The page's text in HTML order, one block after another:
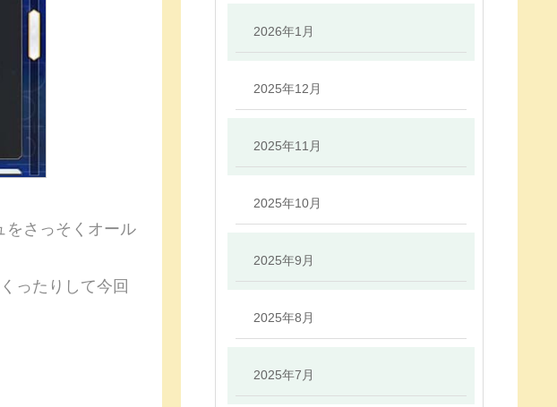
をさっそくオール
ったりして今回
2026年1月
2025年12月
2025年11月
2025年10月
2025年9月
2025年8月
2025年7月